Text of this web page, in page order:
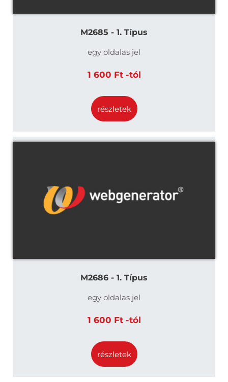
M2685 - 1. Típus
egy oldalas jel
1 600 Ft -tól
részletek
M2686 - 1. Típus
egy oldalas jel
1 600 Ft -tól
részletek